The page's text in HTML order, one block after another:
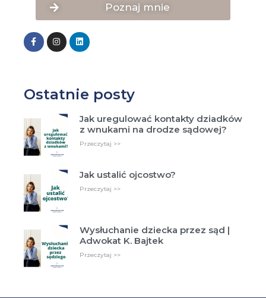
Poznaj mnie
Ostatnie posty
Jak uregulować kontakty dziadków
z wnukami na drodze sądowej?
Przeczytaj >>
Jak ustalić ojcostwo?
Przeczytaj >>
Wysłuchanie dziecka przez sąd |
Adwokat K. Bajtek
Przeczytaj >>